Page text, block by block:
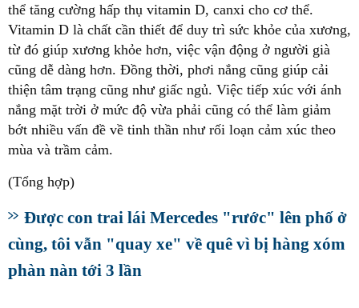
thể tăng cường hấp thụ vitamin D, canxi cho cơ thể.
Vitamin D là chất cần thiết để duy trì sức khỏe của xương,
từ đó giúp xương khỏe hơn, việc vận động ở người già
cũng dễ dàng hơn. Đồng thời, phơi nắng cũng giúp cải
thiện tâm trạng cũng như giấc ngủ. Việc tiếp xúc với ánh
nắng mặt trời ở mức độ vừa phải cũng có thể làm giảm
bớt nhiều vấn đề về tinh thần như rối loạn cảm xúc theo
mùa và trầm cảm.
(Tổng hợp)
Được con trai lái Mercedes "rước" lên phố ở
cùng, tôi vẫn "quay xe" về quê vì bị hàng xóm
phàn nàn tới 3 lần